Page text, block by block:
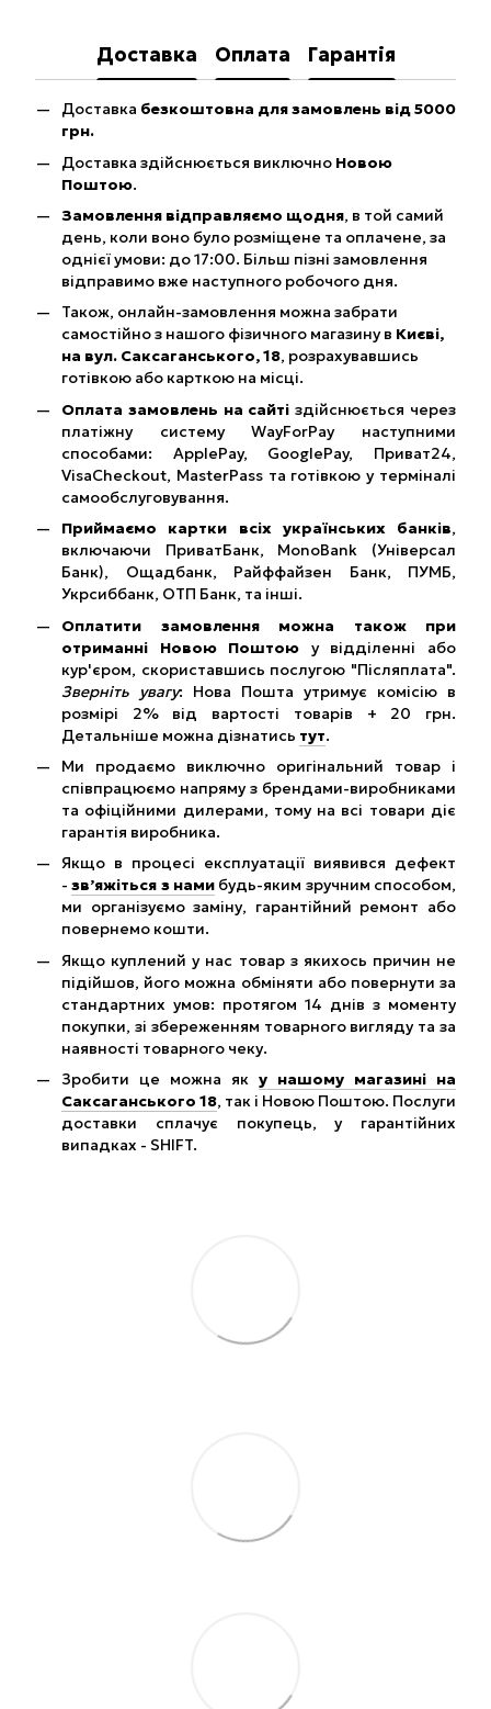
Доставка Оплата Гарантія
Доставка безкоштовна для замовлень від 5000
грн.
Доставка здійснюється виключно Новою
Поштою.
Замовлення відправляємо щодня, в той самий
день, коли воно було розміщене та оплачене, за
однієї умови: до 17:00. Більш пізні замовлення
відправимо вже наступного робочого дня.
Також, онлайн-замовлення можна забрати
самостійно з нашого фізичного магазину в Києві,
на вул. Саксаганського, 18, розрахувавшись
готівкою або карткою на місці.
Оплата замовлень на сайтіздійснюється через
платіжну систему WayForPay наступними
способами: ApplePay, GooglePay, Приват24,
VisaCheckout, MasterPass та готівкою у терміналі
самообслуговування.
Приймаємо картки всіх українських банків,
включаючи ПриватБанк, MonoBank (Універсал
Банк), Ощадбанк, Райффайзен Банк, ПУМБ,
Укрсиббанк, ОТП Банк, та інші.
Оплатити замовлення можна також при
отриманні Новою Поштою у відділенні або
кур'єром, скориставшись послугою "Післяплата".
Зверніть увагу: Нова Пошта утримує комісію в
розмірі 2% від вартості товарів + 20 грн.
Детальніше можна дізнатись тут.
Ми продаємо виключно оригінальний товар і
співпрацюємо напряму з брендами-виробниками
та офіційними дилерами, тому на всі товари діє
гарантія виробника.
Якщо в процесі експлуатації виявився дефект
-зв’яжіться з нами будь-яким зручним способом,
ми організуємо заміну, гарантійний ремонт або
повернемо кошти.
Якщо куплений у нас товар з якихось причин не
підійшов, його можна обміняти або повернути за
стандартних умов: протягом 14 днів з моменту
покупки, зі збереженням товарного вигляду та за
наявності товарного чеку.
Зробити це можна як у нашому магазині на
Саксаганського 18, так і Новою Поштою. Послуги
доставки сплачує покупець, у гарантійних
випадках - SHIFT.